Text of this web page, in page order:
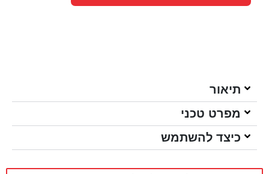
תיאור
מפרט טכני
כיצד להשתמש